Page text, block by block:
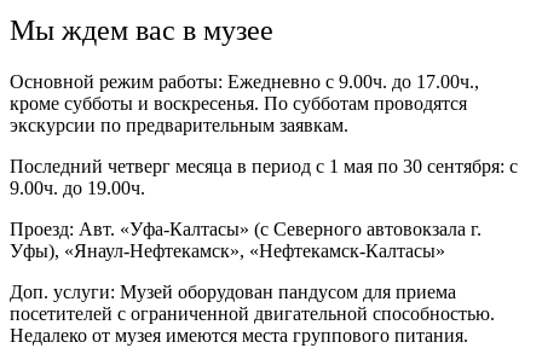
Мы ждем вас в музее
Основной режим работы: Ежедневно с 9.00ч. до 17.00ч.,
кроме субботы и воскресенья. По субботам проводятся
экскурсии по предварительным заявкам.
Последний четверг месяца в период с 1 мая по 30 сентября: с
9.00ч. до 19.00ч.
Проезд: Авт. «Уфа-Калтасы» (с Северного автовокзала г.
Уфы), «Янаул-Нефтекамск», «Нефтекамск-Калтасы»
Доп. услуги: Музей оборудован пандусом для приема
посетителей с ограниченной двигательной способностью.
Недалеко от музея имеются места группового питания.